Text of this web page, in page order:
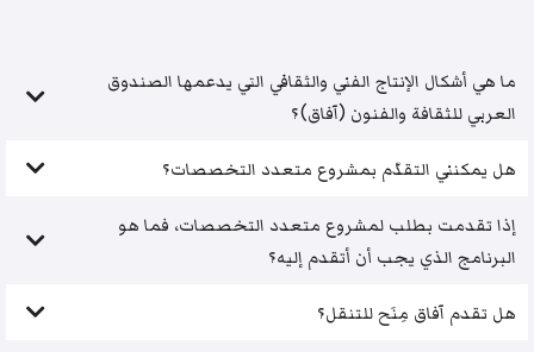
ما هي أشكال الإنتاج الفني والثقافي التي يدعمها الصندوق
العربي للثقافة والفنون (آفاق)؟
هل يمكنني التقدّم بمشروع متعدد التخصصات؟
إذا تقدمت بطلب لمشروع متعدد التخصصات، فما هو
البرنامج الذي يجب أن أتقدم إليه؟
هل تقدم آفاق مِنَح للتنقل؟